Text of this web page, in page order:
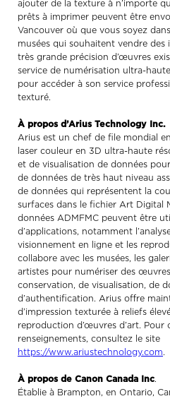
ajouter de la texture à n’importe
prêts à imprimer peuvent être
Vancouver où que vous soyez
musées qui souhaitent vendre des
très grande précision d’œuvres
service de numérisation ultra-
pour accéder à son service
texturé.
À propos d’Arius Technology Inc.
Arius est un chef de file mondial
laser couleur en 3D ultra-haute
et de visualisation de données
de données de très haut niveau
de données qui représentent la
surfaces dans le fichier Art Digital
données ADMFMC peuvent être
d’applications, notamment
visionnement en ligne et les
collabore avec les musées, les
artistes pour numériser des
conservation, de visualisation, de
d’authentification. Arius offre
d’impression texturée à reliefs
reproduction d’œuvres d’art. Pour
renseignements, consultez le site
https://www.ariustechnology.com.
À propos de Canon Canada Inc.
Établie à Brampton, en Ontario,